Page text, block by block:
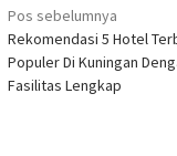
Navigasi
pos
Pos sebelumnya
Rekomendasi 5 Hotel
Populer Di Kuningan
Fasilitas Lengkap